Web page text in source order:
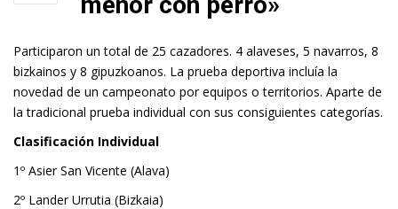
Participaron un total de 25 cazadores. 4 alaveses, 5 navarros, 8
bizkainos y 8 gipuzkoanos. La prueba deportiva incluía la
novedad de un campeonato por equipos o territorios. Aparte de
la tradicional prueba individual con sus consiguientes categorías.
Clasificación Individual
1º Asier San Vicente (Alava)
2º Lander Urrutia (Bizkaia)